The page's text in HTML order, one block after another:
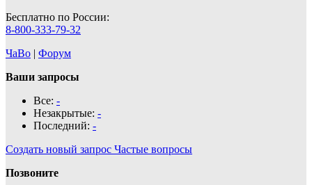
Бесплатно по России:
8-800-333-79-32
ЧаВо | Форум
Ваши запросы
Все: -
Незакрытые: -
Последний: -
Создать новый запрос Частые вопросы
Позвоните